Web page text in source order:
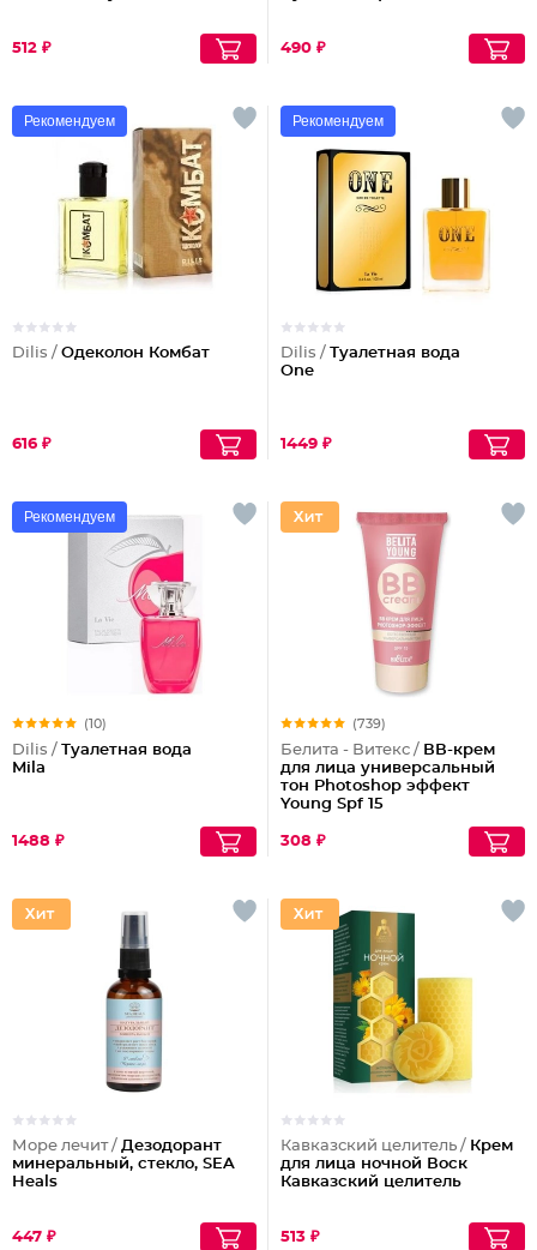
512 ₽ 490 ₽
Рекомендуем
Dilis / Одеколон Комбат
616 ₽
Рекомендуем
Dilis / Туалетная вода
One
1449 ₽
Рекомендуем
(10)
Dilis / Туалетная вода
Mila
1488 ₽
(739)
Белита - Витекс / ВВ-крем
для лица универсальный
тон Photoshop эффект
Young Spf 15
308 ₽
Море лечит / Дезодорант
минеральный, стекло, SEA
Heals
447 ₽
Кавказский целитель / Крем
для лица ночной Воск
Кавказский целитель
513 ₽